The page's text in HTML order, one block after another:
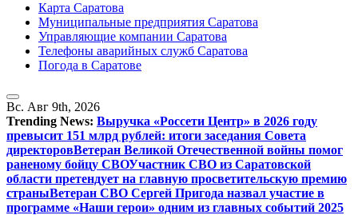
Карта Саратова
Муниципальные предприятия Саратова
Управляющие компании Саратова
Телефоны аварийных служб Саратова
Погода в Саратове
Вс. Авг 9th, 2026
Trending News: Выручка «Россети Центр» в 2026 году
превысит 151 млрд рублей: итоги заседания Совета
директоровВетеран Великой Отечественной войны помог
раненому бойцу СВОУчастник СВО из Саратовской
области претендует на главную просветительскую премию
страныВетеран СВО Сергей Пригода назвал участие в
программе «Наши герои» одним из главных событий 2025